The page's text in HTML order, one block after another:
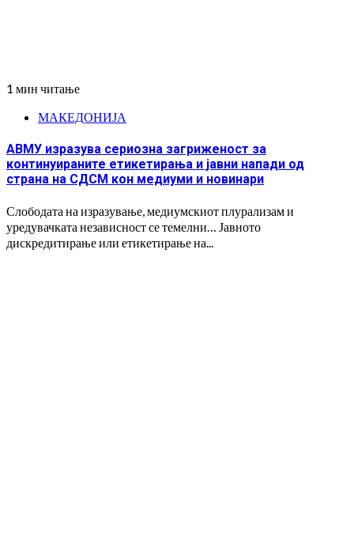
1 мин читање
МАКЕДОНИЈА
АВМУ изразува сериозна загриженост за
континуираните етикетирања и јавни напади од
страна на СДСМ кон медиуми и новинари
Слободата на изразување, медиумскиот плурализам и
уредувачката независност се темелни… Јавното
дискредитирање или етикетирање на...